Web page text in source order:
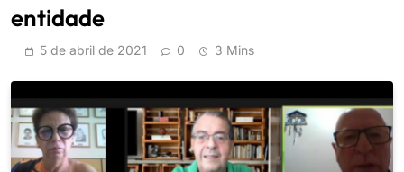
entidade
5 de abril de 2021 0 3 Mins